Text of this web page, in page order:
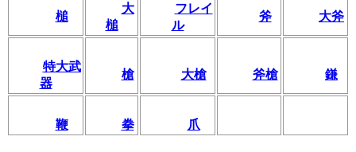
槌
大
槌
フレイ
ル
斧 大斧
特大武
器
槍 大槍 斧槍 鎌
鞭 拳 爪